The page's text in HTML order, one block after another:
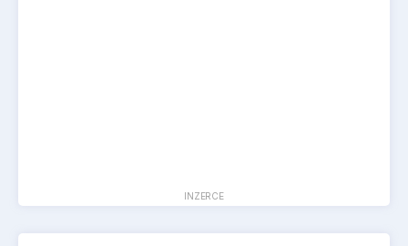
INZERCE